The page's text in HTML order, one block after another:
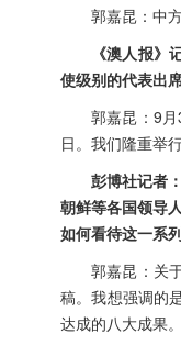
郭嘉昆：中
《澳人报
使级别的代表出
郭嘉昆：9
日。我们隆重举
彭博社记者
朝鲜等各国领导
如何看待这一系
郭嘉昆：关
稿。我想强调的
达成的八大成果